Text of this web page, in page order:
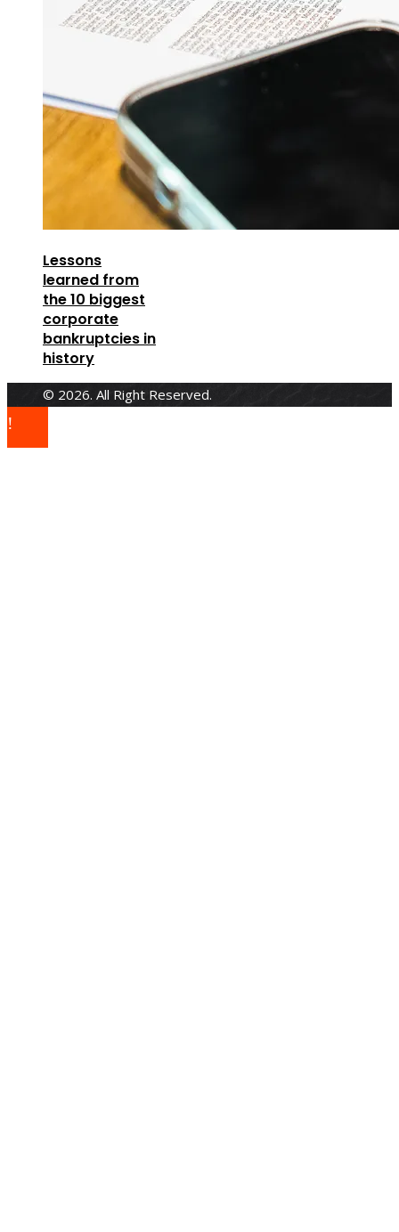
Lessons
learned from
the 10 biggest
corporate
bankruptcies in
history
© 2026. All Right Reserved.